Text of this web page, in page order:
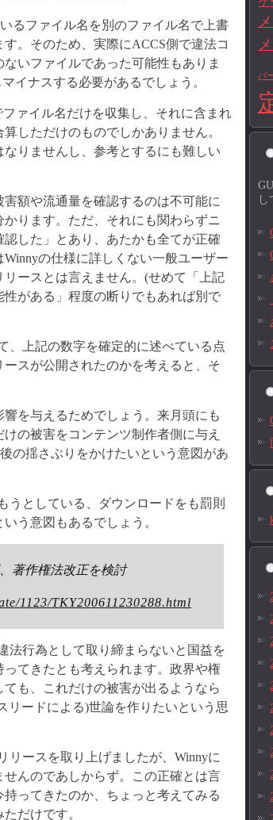
るファイル名を別のファイル名で上書
。そのため、実際にACCS側で違法コ
いファイルであった可能性もありま
イナスする必要があるでしょう。
ァイル名だけを収集し、それに含まれ
しただけのものでしかありません。
りませんし、参考とするにも難しい
額や流通量を確認するのは不可能に
ります。ただ、それにも関わらずニ
した」とあり、あたかも全てが正確
の仕様に詳しくない一般ユーザー
ースとは言えません。(せめて「上記
がある」程度の断りでもあれば別で
、上記の数字を確定的に述べている点
スが公開されたのかを考えると、そ
を与えるためでしょう。来月頭にも
の被害をコンテンツ制作者側に与え
の揺さぶりをかけたいという意図があ
うとしている、ダウンロードをも罰則
う意図もあるでしょう。
著作権法改正を検討
1123/TKY200611230288.html
法行為として取り締まらないと国益を
てきたとも考えられます。政界や権
も、これだけの被害が出るようなら
リードによる)世論を作りたいという思
リースを取り上げましたが、Winnyに
んのであしからず。この正確とは言
ってきたのか、ちょっと考えてみる
だけです。
バ
し